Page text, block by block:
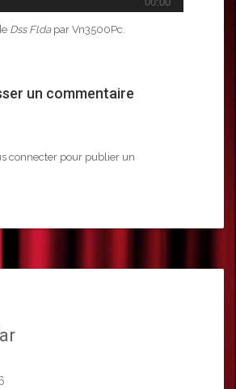
Dss Fldapar Vn3500Pc.
un commentaire
connecter pour publier un